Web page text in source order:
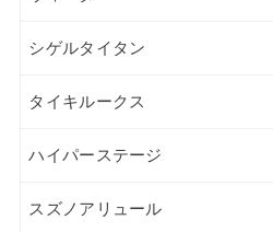
シゲルタイタン
タイキルークス
ハイパーステージ
スズノアリュール